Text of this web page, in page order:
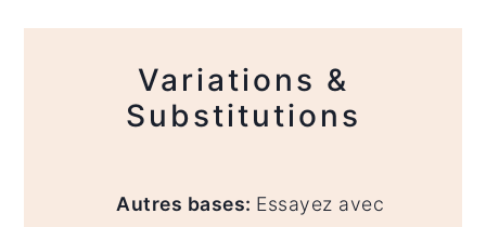
Variations &
Substitutions
Autres bases: Essayez avec